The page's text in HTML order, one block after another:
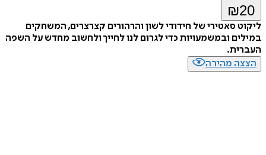
₪20
ליקוט סאטירי של חידודי לשון והרהורים קצרצרים, המשחקים
במילים ובמשמעויות כדי לגרום לנו לחייך ולחשוב מחדש על השפה
העברית.
הצצה מהירה